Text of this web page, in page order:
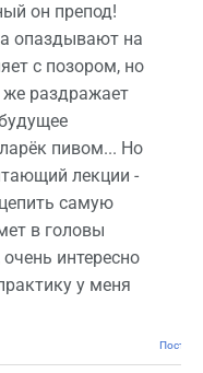
он препод!
опаздывают на
с позором, но
раздражает
пивом... Но
лекции -
самую
в головы
интересно
у меня